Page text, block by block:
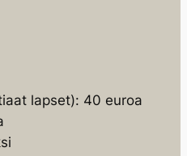
lapset): 40 euroa